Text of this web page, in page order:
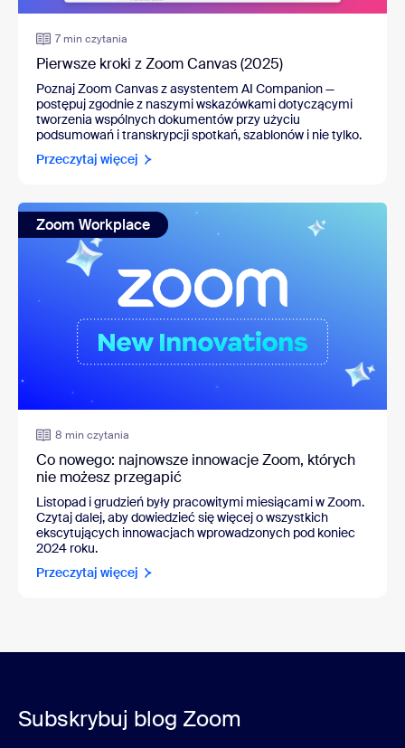
7 min czytania
Pierwsze kroki z Zoom Canvas (2025)
Poznaj Zoom Canvas z asystentem AI Companion—
postępuj zgodnie z naszymi wskazówkami dotyczącymi
tworzenia wspólnych dokumentów przy użyciu
podsumowań i transkrypcji spotkań, szablonów i nie tylko.
Przeczytaj więcej
Zoom Workplace
8 min czytania
Co nowego: najnowsze innowacje Zoom, których
nie możesz przegapić
Listopad i grudzień były pracowitymi miesiącami w Zoom.
Czytaj dalej, aby dowiedzieć się więcej o wszystkich
ekscytujących innowacjach wprowadzonych pod koniec
2024 roku.
Przeczytaj więcej
Subskrybuj blog Zoom